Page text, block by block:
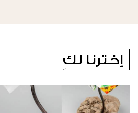
إخترنا لكِ